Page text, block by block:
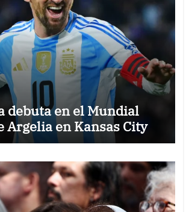
debuta en el Mundial
Argelia en Kansas City